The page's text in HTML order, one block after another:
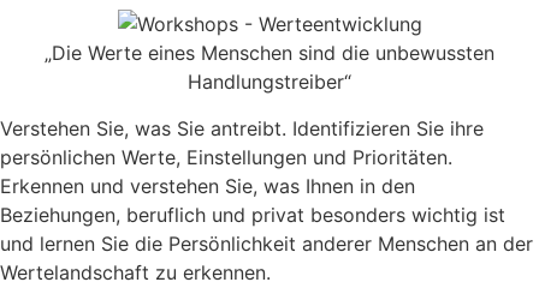
„Die Werte eines Menschen sind die unbewussten
Handlungstreiber“
Verstehen Sie, was Sie antreibt. Identifizieren Sie ihre
persönlichen Werte, Einstellungen und Prioritäten.
Erkennen und verstehen Sie, was Ihnen in den
Beziehungen, beruflich und privat besonders wichtig ist
und lernen Sie die Persönlichkeit anderer Menschen an der
Wertelandschaft zu erkennen.